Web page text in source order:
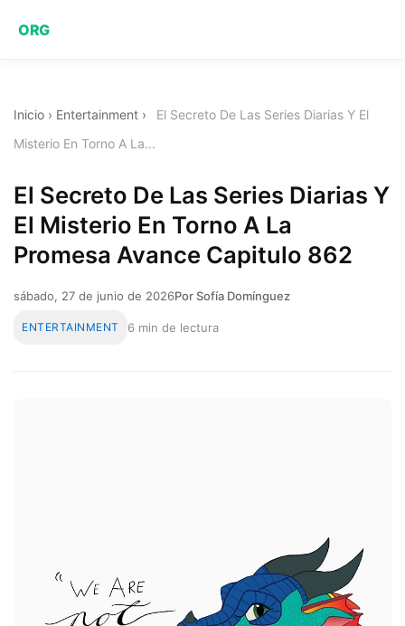
ORG
Inicio › Entertainment ›
El Secreto De Las Series Diarias Y El
Misterio En Torno A La...
El Secreto De Las Series Diarias Y
El Misterio En Torno A La
Promesa Avance Capitulo 862
sábado, 27 de junio de 2026Por Sofía Domínguez
ENTERTAINMENT 6 min de lectura